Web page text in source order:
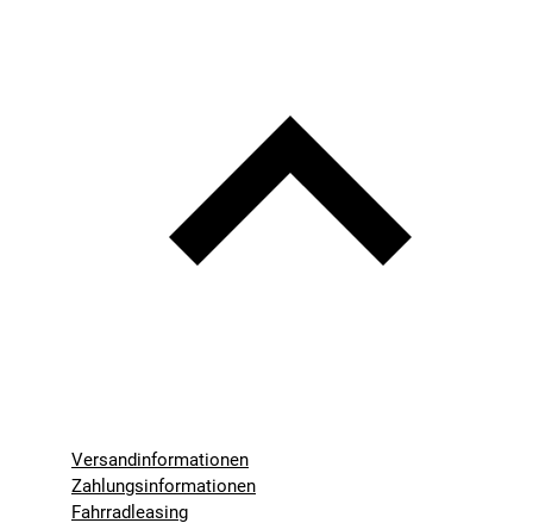
Versandinformationen
Zahlungsinformationen
Fahrradleasing